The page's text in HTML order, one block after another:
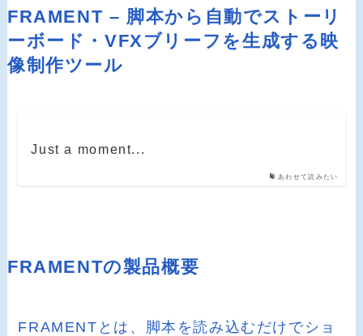
FRAMENT – 脚本から自動でストーリ
ーボード・VFXブリーフを生成する映
像制作ツール
あわせて読みたい
Just a moment...
FRAMENTの製品概要
FRAMENTとは、脚本を読み込むだけでショ